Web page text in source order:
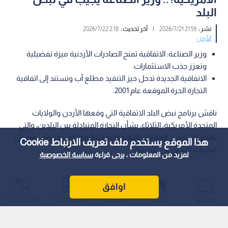
هذا الموقع يستخدم ملف تعريف الارتباط Cookie
لمزيد من المعلومات ، يرجى قراءةسياسة الخصوصية
اوافق
البلد
نشر :21:59 2026/7/21
| آخر تحديث :2:18 2026/7/22
الأردن
وزير الصناعة: الاتفاقية تمنح الصادرات الأردنية ميزة تفضيلية
وتعزز جذب الاستثمارات.
الاتفاقية الجديدة تدخل حيز التنفيذ مطلع آب وتستند إلى اتفاقية
التجارة الحرة الموقعة عام 2001.
ناقش برنامج نبض البلد الاتفاقية التي وقعها الأردن والولايات
المتحدة الأمريكية، الثلاثاء، بشأن التجارة المتبادلة بين البلدين، والتي
تهدف إلى تعزيز العلاقات الاقتصادية الثنائية وتوسيع فرص وصول
صادرات البلدين إلى الأسواق.
عواجل المباشر أحدث الأخبار